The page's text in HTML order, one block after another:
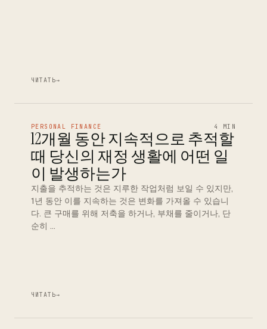
ЧИТАТЬ→
PERSONAL FINANCE 4 MIN
12개월 동안 지속적으로 추적할
때 당신의 재정 생활에 어떤 일
이 발생하는가
지출을 추적하는 것은 지루한 작업처럼 보일 수 있지만,
1년 동안 이를 지속하는 것은 변화를 가져올 수 있습니
다. 큰 구매를 위해 저축을 하거나, 부채를 줄이거나, 단
순히 …
ЧИТАТЬ→